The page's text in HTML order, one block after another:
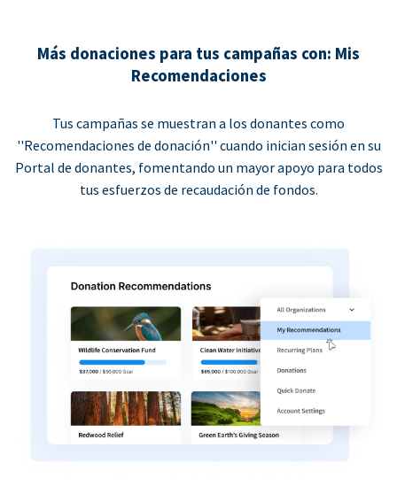
Más donaciones para tus campañas con: Mis
Recomendaciones
Tus campañas se muestran a los donantes como
''Recomendaciones de donación'' cuando inician sesión en su
Portal de donantes, fomentando un mayor apoyo para todos
tus esfuerzos de recaudación de fondos.